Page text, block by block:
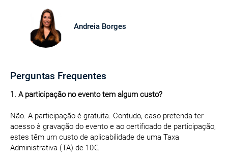
Andreia Borges
Perguntas Frequentes
1. A participação no evento tem algum custo?
Não. A participação é gratuita. Contudo, caso pretenda ter
acesso à gravação do evento e ao certificado de participação,
estes têm um custo de aplicabilidade de uma Taxa
Administrativa (TA) de 10€.